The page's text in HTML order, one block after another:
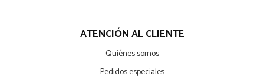
ATENCIÓN AL CLIENTE
Quiénes somos
Pedidos especiales